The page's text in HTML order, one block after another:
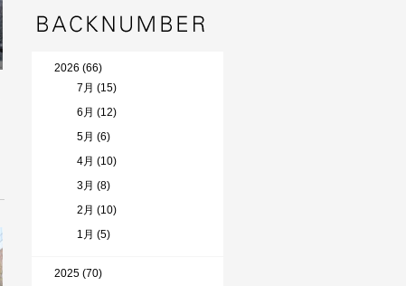
2026 (66)
7月 (15)
6月 (12)
5月 (6)
4月 (10)
3月 (8)
2月 (10)
1月 (5)
2025 (70)